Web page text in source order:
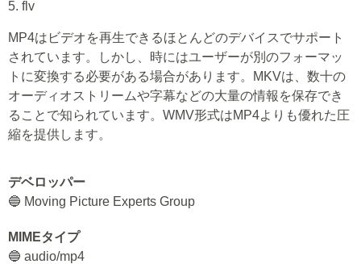
5. flv
MP4はビデオを再生できるほとんどのデバイスでサポート
されています。しかし、時にはユーザーが別のフォーマッ
トに変換する必要がある場合があります。MKVは、数十の
オーディオストリームや字幕などの大量の情報を保存でき
ることで知られています。WMV形式はMP4よりも優れた圧
縮を提供します。
デベロッパー
🔵 Moving Picture Experts Group
MIMEタイプ
🔵 audio/mp4